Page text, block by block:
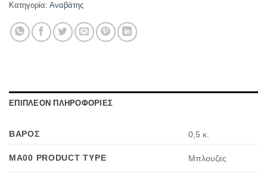
Κατηγορία: Αναβάτης
ΕΠΙΠΛΕΟΝ ΠΛΗΡΟΦΟΡΙΕΣ
ΒΑΡΟΣ 0,5 κ.
MA00 PRODUCT TYPE Μπλουζες